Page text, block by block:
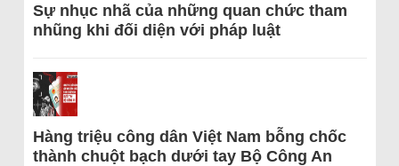
Sự nhục nhã của những quan chức tham
nhũng khi đối diện với pháp luật
Hàng triệu công dân Việt Nam bỗng chốc
thành chuột bạch dưới tay Bộ Công An